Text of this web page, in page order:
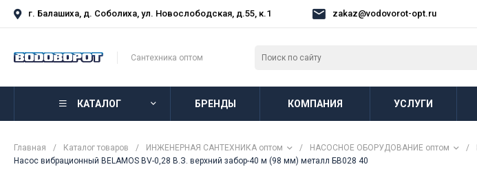
г. Балашиха, д. Соболиха, ул. Новослободская, д.55, к.1 zakaz@vodovorot-opt.ru
Сантехника оптом
КАТАЛОГ БРЕНДЫ КОМПАНИЯ УСЛУГИ
Главная / Каталог товаров / ИНЖЕНЕРНАЯ САНТЕХНИКА оптом / НАСОСНОЕ ОБОРУДОВАНИЕ оптом /
Насос вибрационный BELAMOS BV-0,28 B.З. верхний забор-40 м (98 мм) металл БВ028 40